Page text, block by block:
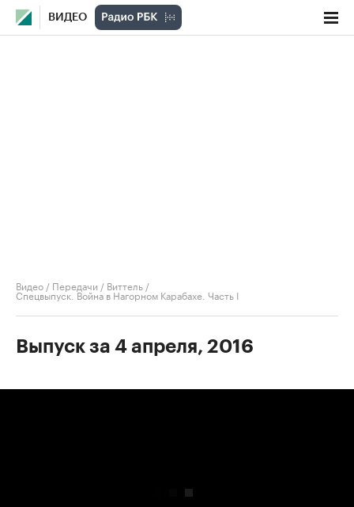
ВИДЕО
Видео / Передачи / Виттель /
Спецвыпуск. Война в Нагорном Карабахе. Часть I
Выпуск за 4 апреля, 2016